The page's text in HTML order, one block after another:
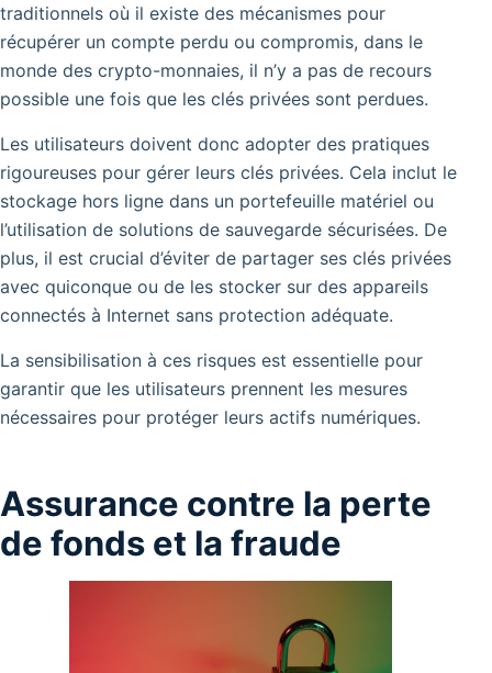
traditionnels où il existe des mécanismes pour
récupérer un compte perdu ou compromis, dans le
monde des crypto-monnaies, il n’y a pas de recours
possible une fois que les clés privées sont perdues.
Les utilisateurs doivent donc adopter des pratiques
rigoureuses pour gérer leurs clés privées. Cela inclut le
stockage hors ligne dans un portefeuille matériel ou
l’utilisation de solutions de sauvegarde sécurisées. De
plus, il est crucial d’éviter de partager ses clés privées
avec quiconque ou de les stocker sur des appareils
connectés à Internet sans protection adéquate.
La sensibilisation à ces risques est essentielle pour
garantir que les utilisateurs prennent les mesures
nécessaires pour protéger leurs actifs numériques.
Assurance contre la perte
de fonds et la fraude